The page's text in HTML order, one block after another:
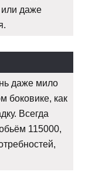
даже
даже мило
боковике, как
Всегда
115000,